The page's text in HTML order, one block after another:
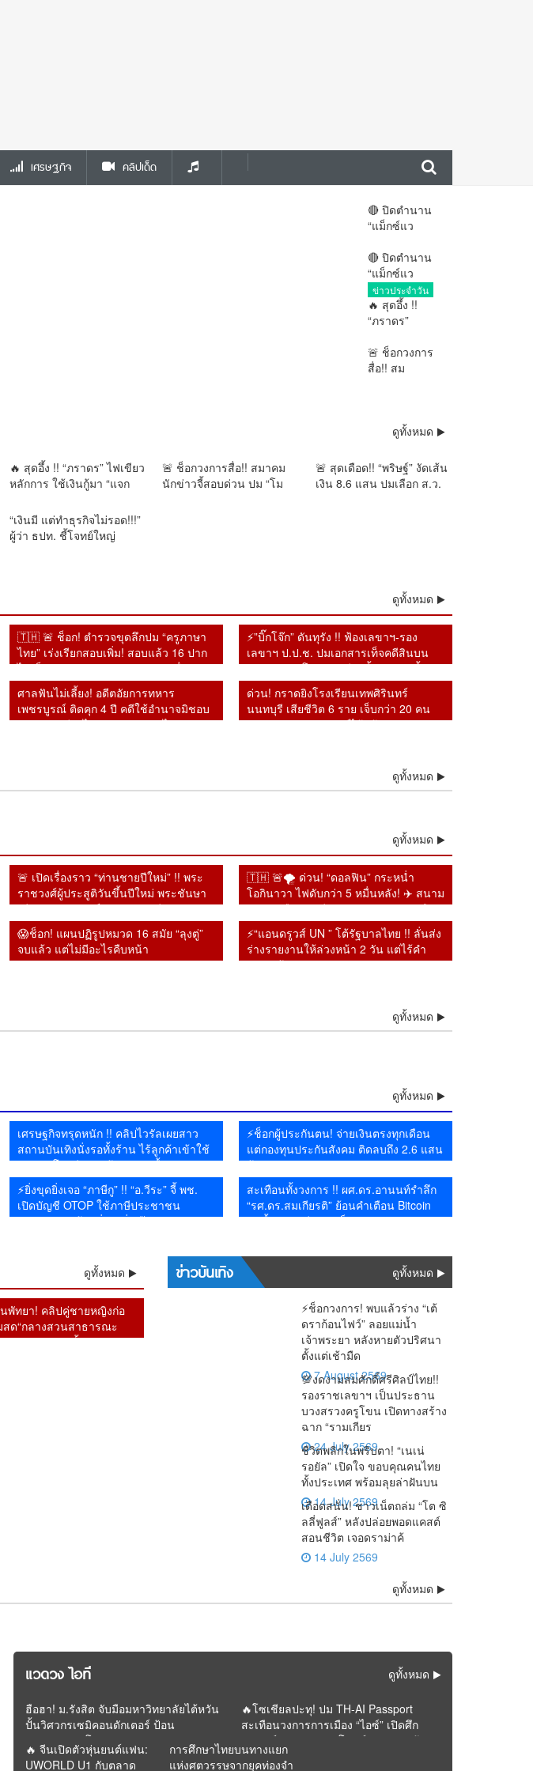
เศรษฐกิจ คลิปเด็ด
ปิดดีลซื้อกิจการ — จาก “จัสโก้”
เข้าสู่ยุค TOPS
🔴 ปิดตำนาน
“แม็กซ์แว
🔴 ปิดตำนาน
“แม็กซ์แว
ข่าวประจำวัน
🔥 สุดอึ้ง !!
“ภราดร”
🚨 ช็อกวงการ
สื่อ!! สม
ดูทั้งหมด
🔥 สุดอึ้ง !! “ภราดร” ไฟเขียว
หลักการ ใช้เงินกู้มา “แจก
ไม่ผิดหลักฉุกเฉิน เร่งด่วน
อ้างอุ้มธุรกิจเล็กฝ่าวิกฤต
สงคราม
🚨 ช็อกวงการสื่อ!! สมาคม
นักข่าวจี้สอบด่วน ปม “โม
🚨 สุดเดือด!! “พริษฐ์” งัดเส้น
เงิน 8.6 แสน ปมเลือก ส.ว.
“เงินมี แต่ทำธุรกิจไม่รอด!!!”
ผู้ว่า ธปท. ชี้โจทย์ใหญ่
ดูทั้งหมด
🇹🇭 🚨 ช็อก! ตำรวจขุดลึกปม “ครูภาษา
ไทย” เร่งเรียกสอบเพิ่ม! สอบแล้ว 16 ปาก
ไล่เช็กกระสุน 98 นัด แกะรอยทุกเงื่อนงำ
คดีกราดยิงเทพศิรินทร์นนทบุรี
⚡”บิ๊กโจ๊ก” ดันทุรัง !! ฟ้องเลขาฯ-รอง
เลขาฯ ป.ป.ช. ปมเอกสารเท็จคดีสินบน
ทองคำ หลังโดนศาลฎีกาตั้งองคณะชี้มูล
ความผิดไปแล้ว
ศาลฟันไม่เลี้ยง! อดีตอัยการทหาร
เพชรบูรณ์ ติดคุก 4 ปี คดีใช้อำนาจมิชอบ
รายงานคดียาไม่ตรงความจริง ไม่รอ
ด่วน! กราดยิงโรงเรียนเทพศิรินทร์
นนทบุรี เสียชีวิต 6 ราย เจ็บกว่า 20 คน
ตำรวจคุมสถานการณ์ได้แล้ว
ดูทั้งหมด
ดูทั้งหมด
🚨 เปิดเรื่องราว “ท่านชายปีใหม่” !! พระ
ราชวงศ์ผู้ประสูติวันขึ้นปีใหม่ พระชันษา
เดียวกับ “พระองค์ภาฯ” ร่วมพิธีถวายพระ
ราชกุศลสุดอาลัย
🇹🇭 🚨🌪️ ด่วน! “ดอลฟิน” กระหน่ำ
โอกินาวา ไฟดับกว่า 5 หมื่นหลัง! ✈️ สนาม
บินวุ่น เรือหยุด จีนผวารับพายุ ปิดท่าเรือ–
สนามบิน เตรียมรับถล่มชายฝั่ง!
😱ช็อก! แผนปฏิรูปหมวด 16 สมัย “ลุงตู่”
จบแล้ว แต่ไม่มีอะไรคืบหน้า
⚡“แอนดรูวส์ UN ” โต้รัฐบาลไทย !! ลั่นส่ง
ร่างรายงานให้ล่วงหน้า 2 วัน แต่ไร้คำ
ตอบ พร้อมเปิดทางคุย หลังยุเขมรบุกรุก
ดูทั้งหมด
เลขาฯ-รองเลขาฯ ป.ป.ช.
เนื่อง กรมอุตุฯ เตือนเหนือ–
⚡โอ้โห! ฝนถล่มไทยต่อ
เนื่อง กรมอุตุฯ เตือนเหนือ–
อินโดนีเซียรวบนักบิน
!! หลอกหญิงถือ ยัดกาแฟ
😱งง กับทรัมป์ !! พร้อมคุย
อิหร่านเป็นมิตร แต่จะไม่
ดูทั้งหมด
เศรษฐกิจทรุดหนัก !! คลิปไวรัลเผยสาว
สถานบันเทิงนั่งรอทั้งร้าน ไร้ลูกค้าเข้าใช้
บริการ โซเชียลสะท้อนกำลังซื้อหดตัว
⚡ช็อกผู้ประกันตน! จ่ายเงินตรงทุกเดือน
แต่กองทุนประกันสังคม ติดลบถึง 2.6 แสน
ล้าน
⚡ยิ่งขุดยิ่งเจอ “ภาษีกู” !! “อ.วีระ” จี้ พช.
เปิดบัญชี OTOP ใช้ภาษีประชาชน
มหาศาล แต่ร้านยิ่งทำยิ่งเจ๊ง
สะเทือนทั้งวงการ !! ผศ.ดร.อานนท์รำลึก
“รศ.ดร.สมเกียรติ” ย้อนคำเตือน Bitcoin
วันนี้หลายคดีกลายเป็นจริง
ดูทั้งหมด
พัทยา! คลิปคู่ชายหญิงก่อ
สด“กลางสวนสาธารณะ
เดินตรวจผ่านขั้นผงะ
ข่าวบันเทิง ดูทั้งหมด
⚡ช็อกวงการ! พบแล้วร่าง “เต้
ดราก้อนไฟว์” ลอยแม่น้ำ
เจ้าพระยา หลังหายตัวปริศนา
ตั้งแต่เช้ามืด
7 August 2569
💯งดงามสมศักดิ์ศรีศิลป์ไทย!!
รองราชเลขาฯ เป็นประธาน
บวงสรวงครูโขน เปิดทางสร้าง
ฉาก “รามเกียร
24 July 2569
ชีวิตพลิกในพริบตา! “เนเน่
รอยัล” เปิดใจ ขอบคุณคนไทย
ทั้งประเทศ พร้อมลุยล่าฝันบน
14 July 2569
เดือดสนั่น! ชาวเน็ตถล่ม “โต ซิ
ลลี่ฟูลส์” หลังปล่อยพอดแคสต์
สอนชีวิต เจอดราม่าค้
14 July 2569
ดูทั้งหมด
“โต ซิลลี่ฟูลส์” หลังปล่อย
ศร
คลิป “เนเน่ รอยัล” ซ้ำ
🚨 ด่วน! “หนุ่ม กรรชัย”
เปิดผลตรวจ DNA ชี้ชัด
BLACKPINK” สร้างชื่อ
ใหญ่
สัญญาณเตือน “รายการ
ความจริงโผล่ ! “ทราย
สก๊อต” อ้างหลักฐาน
แวดวง ไอที ดูทั้งหมด
ฮือฮา! ม.รังสิต จับมือมหาวิทยาลัยไต้หวัน
ปั้นวิศวกรเซมิคอนดักเตอร์ ป้อน
อุตสาหกรรมโลก
🔥โซเชียลปะทุ! ปม TH-AI Passport
สะเทือนวงการการเมือง “ไอซ์” เปิดศึก
วิจารณ์ “ภาวุธ” ก่อนโพสต์หายจากหน้า
ฟีด
🔥 จีนเปิดตัวหุ่นยนต์แฟน:
UWORLD U1 กับตลาด
การศึกษาไทยบนทางแยก
แห่งศตวรรษจากยุคท่องจำ